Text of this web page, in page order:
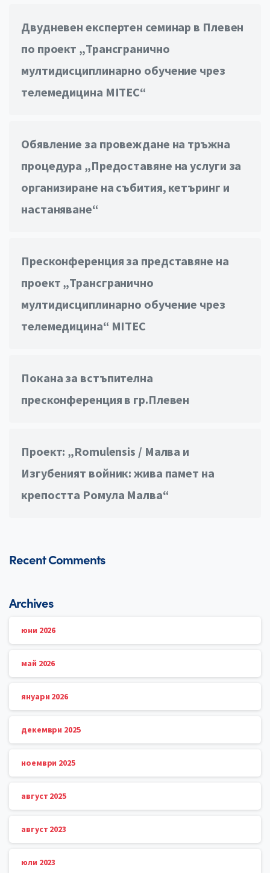
Двудневен експертен семинар в Плевен
по проект „Трансгранично
мултидисциплинарно обучение чрез
телемедицина MITEC“
Обявление за провеждане на тръжна
процедура „Предоставяне на услуги за
организиране на събития, кетъринг и
настаняване“
Пресконференция за представяне на
проект „Трансгранично
мултидисциплинарно обучение чрез
телемедицина“ MITEC
Покана за встъпителна
пресконференция в гр.Плевен
Проект: „Romulensis / Малва и
Изгубеният войник: жива памет на
крепостта Ромула Малва“
Recent Comments
Archives
юни 2026
май 2026
януари 2026
декември 2025
ноември 2025
август 2025
август 2023
юли 2023